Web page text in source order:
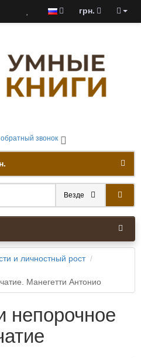
грн.
звонок
Везде
и личностный рост
Манегетти Антонио
непорочное